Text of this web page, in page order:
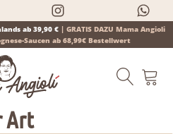
ab 39,90 € | GRATIS DAZU Mama Angioli
Saucen ab 68,99€ Bestellwert
Art